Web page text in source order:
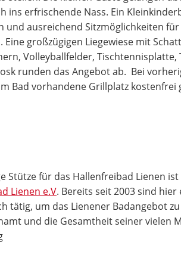
ins erfrischende Nass. Ein
und ausreichend Sitzmöglichkeiten
Eine großzügigen Liegewiese mit
Volleyballfelder, Tischtennisplatte,
runden das Angebot ab. Bei
Bad vorhandene Grillplatz kostenfrei
Stütze für das Hallenfreibad Lienen
Lienen e.V. Bereits seit 2003 sind
tätig, um das Lienener Badangebot
und die Gesamtheit seiner vielen